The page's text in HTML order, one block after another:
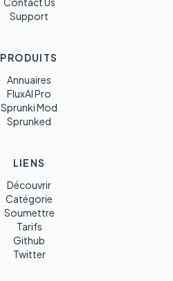
Support
PRODUITS
Annuaires
FluxAI Pro
Sprunki Mod
Sprunked
LIENS
Découvrir
Catégorie
Soumettre
Tarifs
Github
Twitter